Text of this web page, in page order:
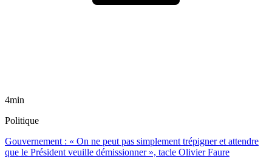
4min
Politique
Gouvernement : « On ne peut pas simplement trépigner et attendre
que le Président veuille démissionner », tacle Olivier Faure